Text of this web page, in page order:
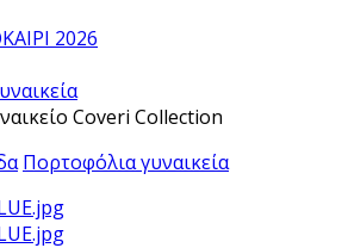
2026
Coveri Collection
Πορτοφόλια γυναικεία